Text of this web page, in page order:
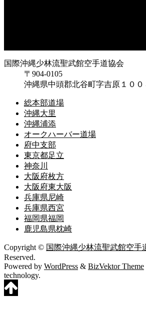
国際沖縄少林流聖武館空手道協会
〒904-0105
沖縄県中頭郡北谷町字吉原１００
総本部道場
沖縄大里
沖縄浦添
オークハーバー道場
府中支部
東京都足立
神奈川
大阪府枚方
大阪府東大阪
兵庫県尼崎
兵庫県西宮
福岡県福岡
鹿児島県枕崎
Copyright © 国際沖縄少林流聖武館空手
Reserved.
Powered by WordPress & BizVektor Theme
technology.